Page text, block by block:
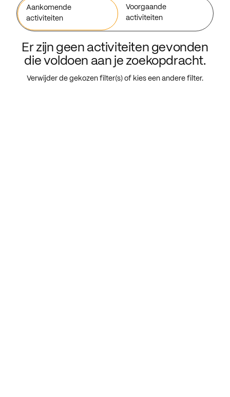
Aankomende
activiteiten
Voorgaande
activiteiten
Er zijn geen activiteiten gevonden
die voldoen aan je zoekopdracht.
Verwijder de gekozen filter(s) of kies een andere filter.